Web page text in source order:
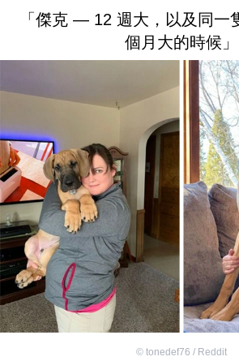
「傑克 — 12 週大，以及同一
個月大的時候」
© tonedef76 / Reddit